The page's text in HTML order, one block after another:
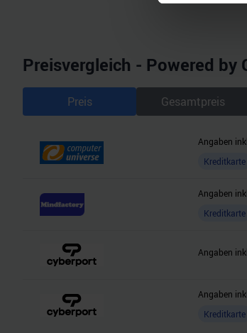
Website an
der Dienste
Preisvergleich - Powered by
Preis Gesamtpreis
Angaben
Kreditkarte
Angaben
Kreditkarte
Angaben
Angaben
Kreditkarte